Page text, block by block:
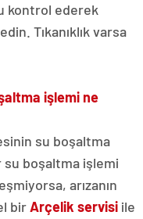
kontrol ederek
Tıkanıklık varsa
işlemi ne
su boşaltma
su boşaltma işlemi
arızanın
birArçelik servisi ile